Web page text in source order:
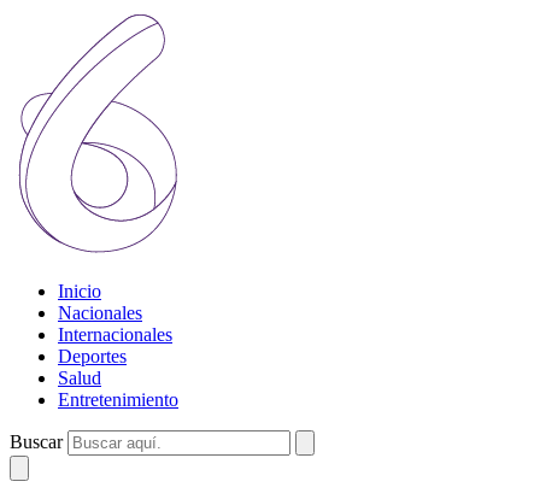
Inicio
Nacionales
Internacionales
Deportes
Salud
Entretenimiento
Buscar